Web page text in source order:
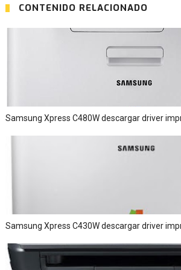
CONTENIDO RELACIONADO
Samsung Xpress C480W descargar driver
Samsung Xpress C430W descargar driver